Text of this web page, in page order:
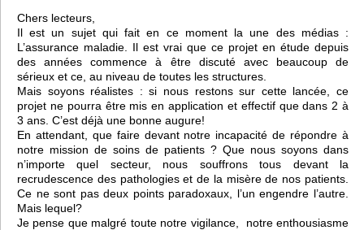
Chers lecteurs,
Il est un sujet qui fait en ce moment la une des médias :
L’assurance maladie. Il est vrai que ce projet en étude depuis
des années commence à être discuté avec beaucoup de
sérieux et ce, au niveau de toutes les structures.
Mais soyons réalistes : si nous restons sur cette lancée, ce
projet ne pourra être mis en application et effectif que dans 2 à
3 ans. C’est déjà une bonne augure!
En attendant, que faire devant notre incapacité de répondre à
notre mission de soins de patients ? Que nous soyons dans
n’importe quel secteur, nous souffrons tous devant la
recrudescence des pathologies et de la misère de nos patients.
Ce ne sont pas deux points paradoxaux, l’un engendre l’autre.
Mais lequel?
Je pense que malgré toute notre vigilance, notre enthousiasme